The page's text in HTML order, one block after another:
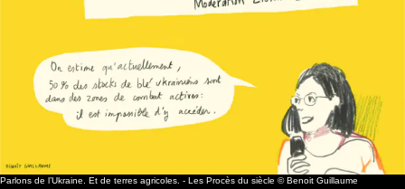
Parlons de l’Ukraine. Et de terres agricoles. - Les Procès du siècle © Benoit Guillaume